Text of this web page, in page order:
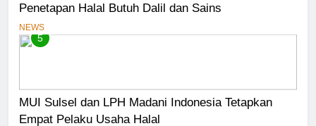
Penetapan Halal Butuh Dalil dan Sains
NEWS
5
MUI Sulsel dan LPH Madani Indonesia Tetapkan
Empat Pelaku Usaha Halal